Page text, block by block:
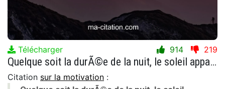
Télécharger 914 219
Quelque soit la durÃ©e de la nuit, le soleil apparaÃ®tra.
Citation sur la motivation :